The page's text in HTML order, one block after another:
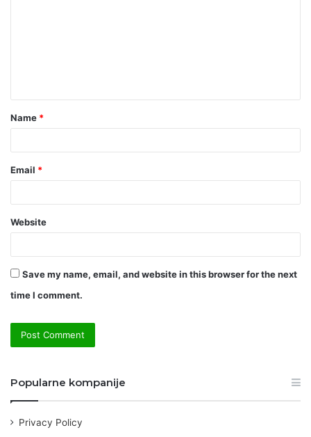
t
*
Name *
Email *
Website
Save my name, email, and website in this browser for the next
time I comment.
Popularne kompanije
Privacy Policy